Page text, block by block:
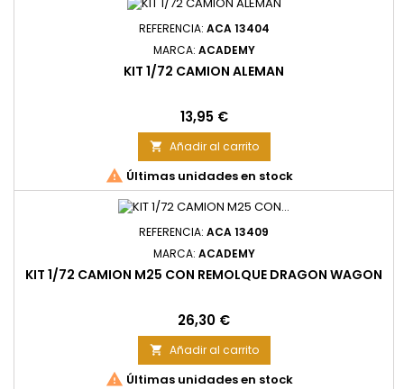
REFERENCIA: ACA 13404
MARCA: ACADEMY
KIT 1/72 CAMION ALEMAN
Precio
13,95 €
 Añadir al carrito
 Últimas unidades en stock
REFERENCIA: ACA 13409
MARCA: ACADEMY
KIT 1/72 CAMION M25 CON REMOLQUE DRAGON WAGON
Precio
26,30 €
 Añadir al carrito
 Últimas unidades en stock